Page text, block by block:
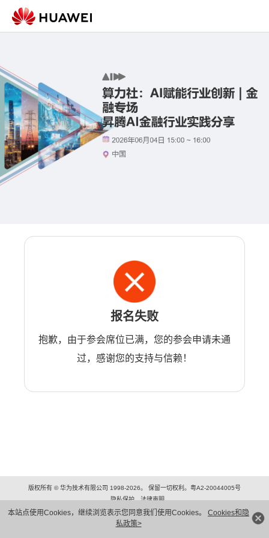
本站点使用Cookies，继续浏览表示您同意我们使用Cookies。 Cookies和隐
私政策>
报名失败
抱歉，由于参会席位已满，您的参会申请未通
过，感谢您的支持与信赖！
版权所有 © 华为技术有限公司 1998-2026。 保留一切权利。粤A2-20044005号
隐私保护
法律声明